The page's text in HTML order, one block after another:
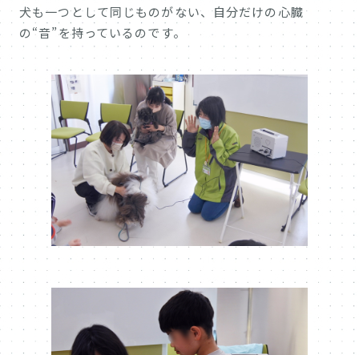
犬も一つとして同じものがない、自分だけの心臓
の“音”を持っているのです。